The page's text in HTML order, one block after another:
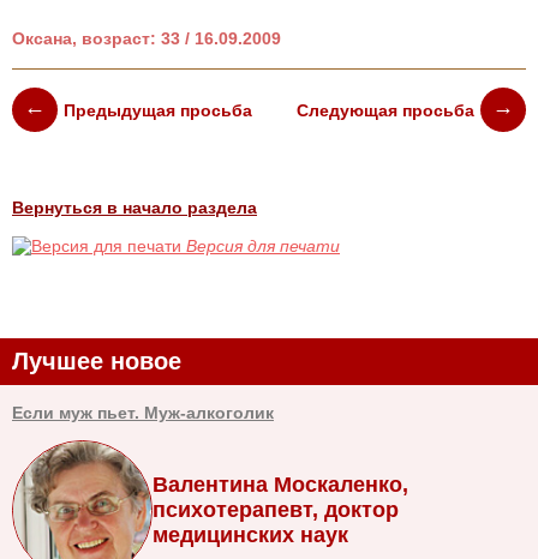
Оксана, возраст: 33 / 16.09.2009
Предыдущая просьба Следующая просьба
Вернуться в начало раздела
Версия для печати
Лучшее новое
Если муж пьет. Муж-алкоголик
Валентина Москаленко,
психотерапевт, доктор
медицинских наук